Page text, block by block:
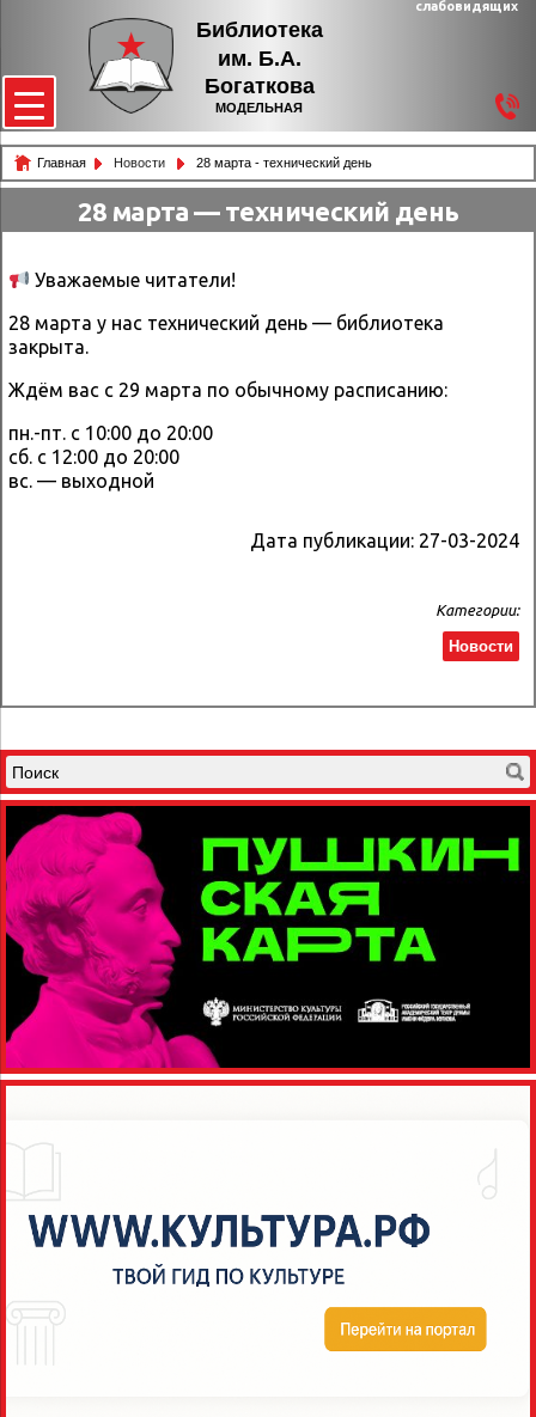
Библиотека
им. Б.А.
Богаткова
МОДЕЛЬНАЯ
слабовидящих
Главная Новости 28 марта - технический день
28 марта — технический день
Уважаемые читатели!
28 марта у нас технический день — библиотека
закрыта.
Ждём вас с 29 марта по обычному расписанию:
пн.-пт. с 10:00 до 20:00
сб. с 12:00 до 20:00
вс. — выходной
Дата публикации: 27-03-2024
Категории:
Новости